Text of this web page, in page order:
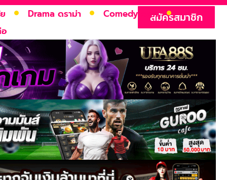
สมัครสมาชิก
Drama ดราม่า
Comedy ตลก